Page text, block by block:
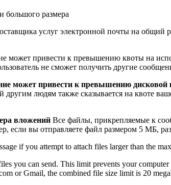
большого размера
услуг электронной почты на общий
может привести к превышению квоты на
не сможет получить другие
может привести к превышению
другим людям также сказывается на квоте
вложений Все файлы, прикрепляемые к
если вы отправляете файл размером 5 МБ,
if you attempt to attach files larger than the
you can send. This limit prevents your
or Gmail, the combined file size limit is 20